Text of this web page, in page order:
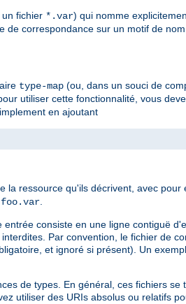
un fichier *.var) qui nomme
correspondance sur un motif de
type-map (ou, dans un souci de
utiliser cette fonctionnalité, vous
en ajoutant
la ressource qu'ils décrivent, avec pour
foo.var.
consiste en une ligne contiguë
Par convention, le fichier de
et ignoré si présent). Un
de types. En général, ces fichiers
utiliser des URIs absolus ou relatifs